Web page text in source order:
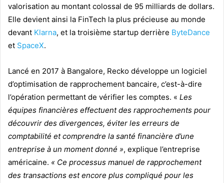
valorisation au montant colossal de 95 milliards de dollars.
Elle devient ainsi la FinTech la plus précieuse au monde
devant Klarna, et la troisième startup derrière ByteDance
et SpaceX.
Lancé en 2017 à Bangalore, Recko développe un logiciel
d’optimisation de rapprochement bancaire, c’est-à-dire
l’opération permettant de vérifier les comptes. « Les
équipes financières effectuent des rapprochements pour
découvrir des divergences, éviter les erreurs de
comptabilité et comprendre la santé financière d’une
entreprise à un moment donné », explique l’entreprise
américaine. « Ce processus manuel de rapprochement
des transactions est encore plus compliqué pour les